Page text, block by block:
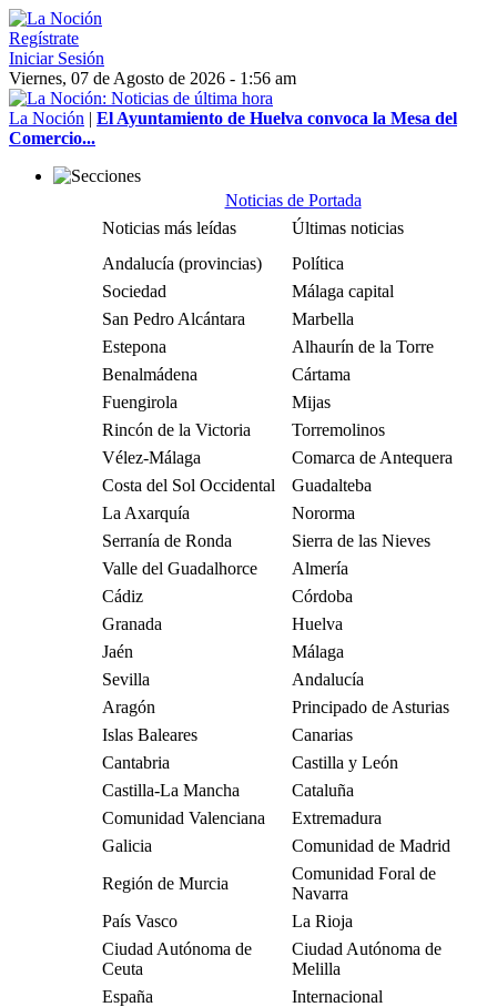
Regístrate
Iniciar Sesión
Viernes, 07 de Agosto de 2026 - 1:56 am
La Noción | El Ayuntamiento de Huelva convoca la Mesa del
Comercio...
Noticias de Portada
Noticias más leídas
Últimas noticias
Andalucía (provincias)
Política
Sociedad
Málaga capital
San Pedro Alcántara
Marbella
Estepona
Alhaurín de la Torre
Benalmádena
Cártama
Fuengirola
Mijas
Rincón de la Victoria
Torremolinos
Vélez-Málaga
Comarca de Antequera
Costa del Sol Occidental
Guadalteba
La Axarquía
Nororma
Serranía de Ronda
Sierra de las Nieves
Valle del Guadalhorce
Almería
Cádiz
Córdoba
Granada
Huelva
Jaén
Málaga
Sevilla
Andalucía
Aragón
Principado de Asturias
Islas Baleares
Canarias
Cantabria
Castilla y León
Castilla-La Mancha
Cataluña
Comunidad Valenciana
Extremadura
Galicia
Comunidad de Madrid
Región de Murcia
Comunidad Foral de
Navarra
País Vasco
La Rioja
Ciudad Autónoma de
Ceuta
Ciudad Autónoma de
Melilla
España
Internacional